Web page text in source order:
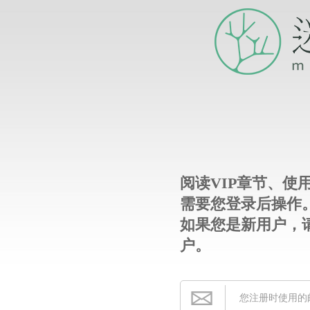
阅读VIP章节、使
需要您登录后操作
如果您是新用户，
户。
您注册时使用的